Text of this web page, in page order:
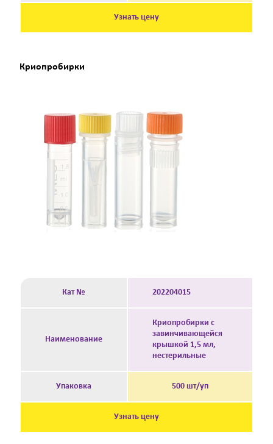
Узнать цену
Криопробирки
Кат № 202204015
Наименование
Криопробирки с
завинчивающейся
крышкой 1,5 мл,
нестерильные
Упаковка 500 шт/уп
Узнать цену